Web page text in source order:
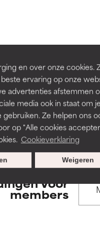
en over onze cookies.
ervaring op onze
advertenties afstemmen
media ook in staat om je
Ze helpen ons
op "Alle cookies
Cookieverklaring
Weigeren
Regulations
of andere
als het gecombineerd
Kan in sommige gevallen
kwaad dan goed doet.
of andere
als het gecombineerd
Kan in sommige gevallen
kwaad dan goed doet.
voor
members